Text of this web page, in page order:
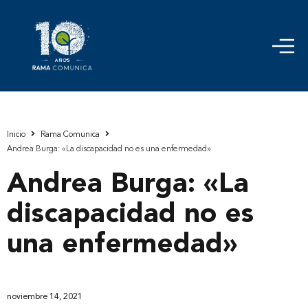
Inicio
Rama Comunica
Andrea Burga: «La discapacidad no es una enfermedad»
Andrea Burga: «La
discapacidad no es
una enfermedad»
noviembre 14, 2021